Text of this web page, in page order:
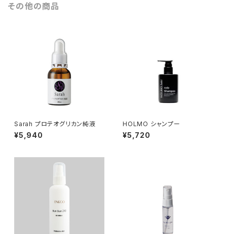
その他の商品
Sarah プロテオグリカン純液
¥5,940
HOLMO シャンプー
¥5,720